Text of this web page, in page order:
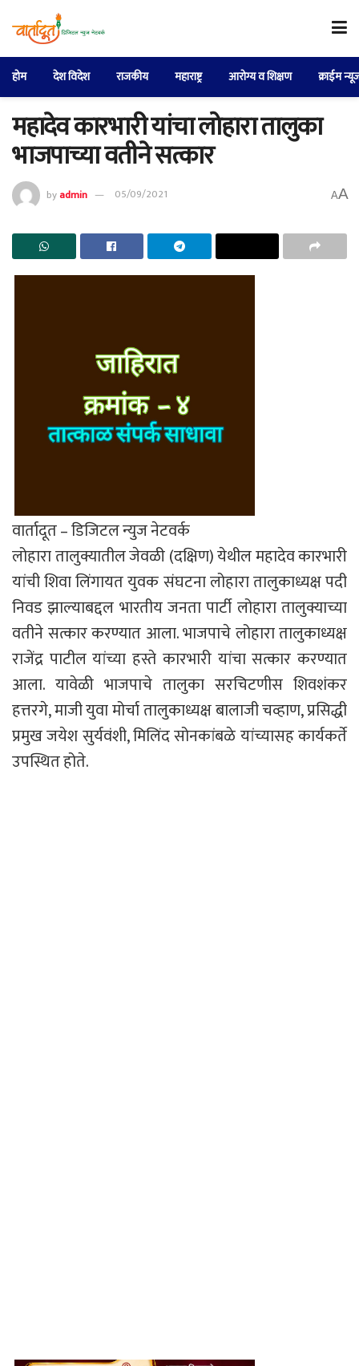
होम देश विदेश राजकीय महाराष्ट्र आरोग्य व शिक्षण क्राईम
महादेव कारभारी यांचा लोहारा तालुका
भाजपाच्या वतीने सत्कार
byadmin 05/09/2021 AA
वार्तादूत – डिजिटल न्युज नेटवर्क
लोहारा तालुक्यातील जेवळी (दक्षिण) येथील महादेव कारभारी
यांची शिवा लिंगायत युवक संघटना लोहारा तालुकाध्यक्ष पदी
निवड झाल्याबद्दल भारतीय जनता पार्टी लोहारा तालुक्याच्या
वतीने सत्कार करण्यात आला. भाजपाचे लोहारा तालुकाध्यक्ष
राजेंद्र पाटील यांच्या हस्ते कारभारी यांचा सत्कार करण्यात
आला. यावेळी भाजपाचे ‌तालुका सरचिटणीस शिवशंकर
हत्तरगे, माजी युवा मोर्चा तालुकाध्यक्ष बालाजी चव्हाण, प्रसिद्धी
प्रमुख जयेश सुर्यवंशी, मिलिंद सोनकांबळे यांच्यासह कार्यकर्ते
उपस्थित होते.